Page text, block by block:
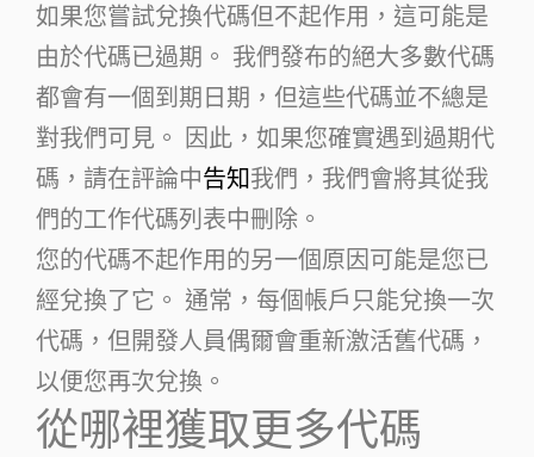
如果您嘗試兌換代碼但不起作用，這可能是
由於代碼已過期。 我們發布的絕大多數代碼
都會有一個到期日期，但這些代碼並不總是
對我們可見。 因此，如果您確實遇到過期代
碼，請在評論中告知我們，我們會將其從我
們的工作代碼列表中刪除。
您的代碼不起作用的另一個原因可能是您已
經兌換了它。 通常，每個帳戶只能兌換一次
代碼，但開發人員偶爾會重新激活舊代碼，
以便您再次兌換。
從哪裡獲取更多代碼